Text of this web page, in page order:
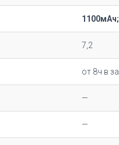
7,2
от 8ч в
—
—